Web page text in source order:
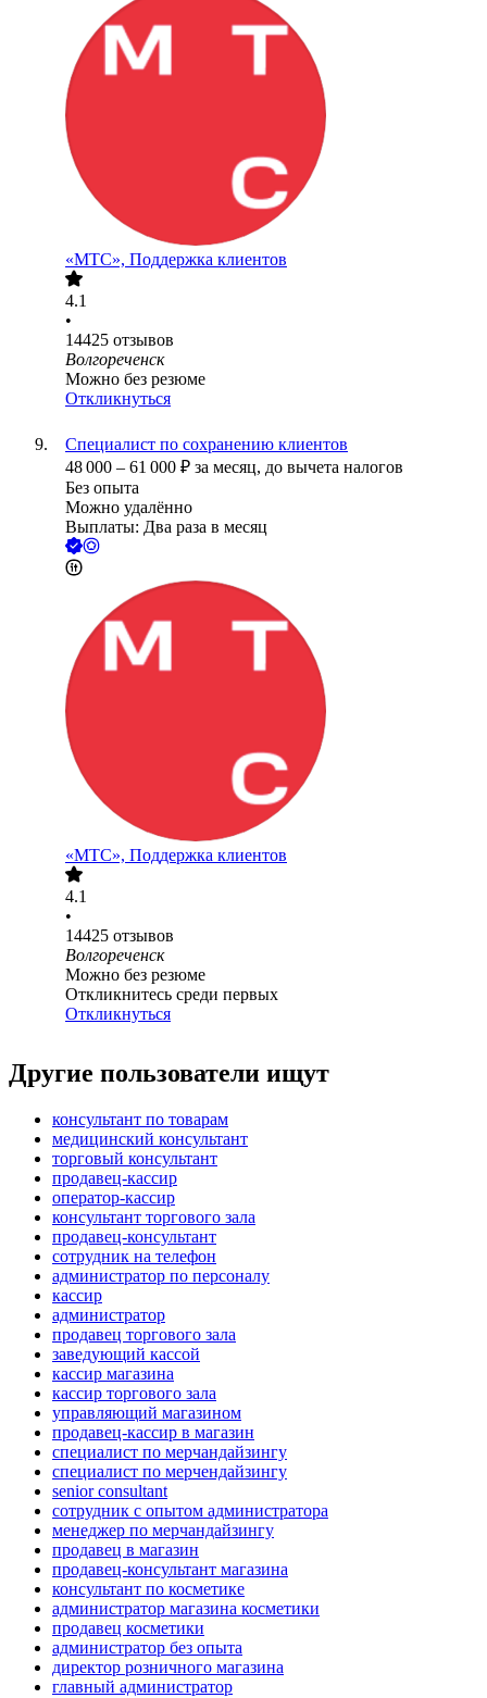
«МТС», Поддержка клиентов
4.1
•
14425 отзывов
Волгореченск
Можно без резюме
Откликнуться
Специалист по сохранению клиентов
48 000 – 61 000 ₽ за месяц, до вычета налогов
Без опыта
Можно удалённо
Выплаты: Два раза в месяц
«МТС», Поддержка клиентов
4.1
•
14425 отзывов
Волгореченск
Можно без резюме
Откликнитесь среди первых
Откликнуться
Другие пользователи ищут
консультант по товарам
медицинский консультант
торговый консультант
продавец-кассир
оператор-кассир
консультант торгового зала
продавец-консультант
сотрудник на телефон
администратор по персоналу
кассир
администратор
продавец торгового зала
заведующий кассой
кассир магазина
кассир торгового зала
управляющий магазином
продавец-кассир в магазин
специалист по мерчандайзингу
специалист по мерчендайзингу
senior consultant
сотрудник с опытом администратора
менеджер по мерчандайзингу
продавец в магазин
продавец-консультант магазина
консультант по косметике
администратор магазина косметики
продавец косметики
администратор без опыта
директор розничного магазина
главный администратор